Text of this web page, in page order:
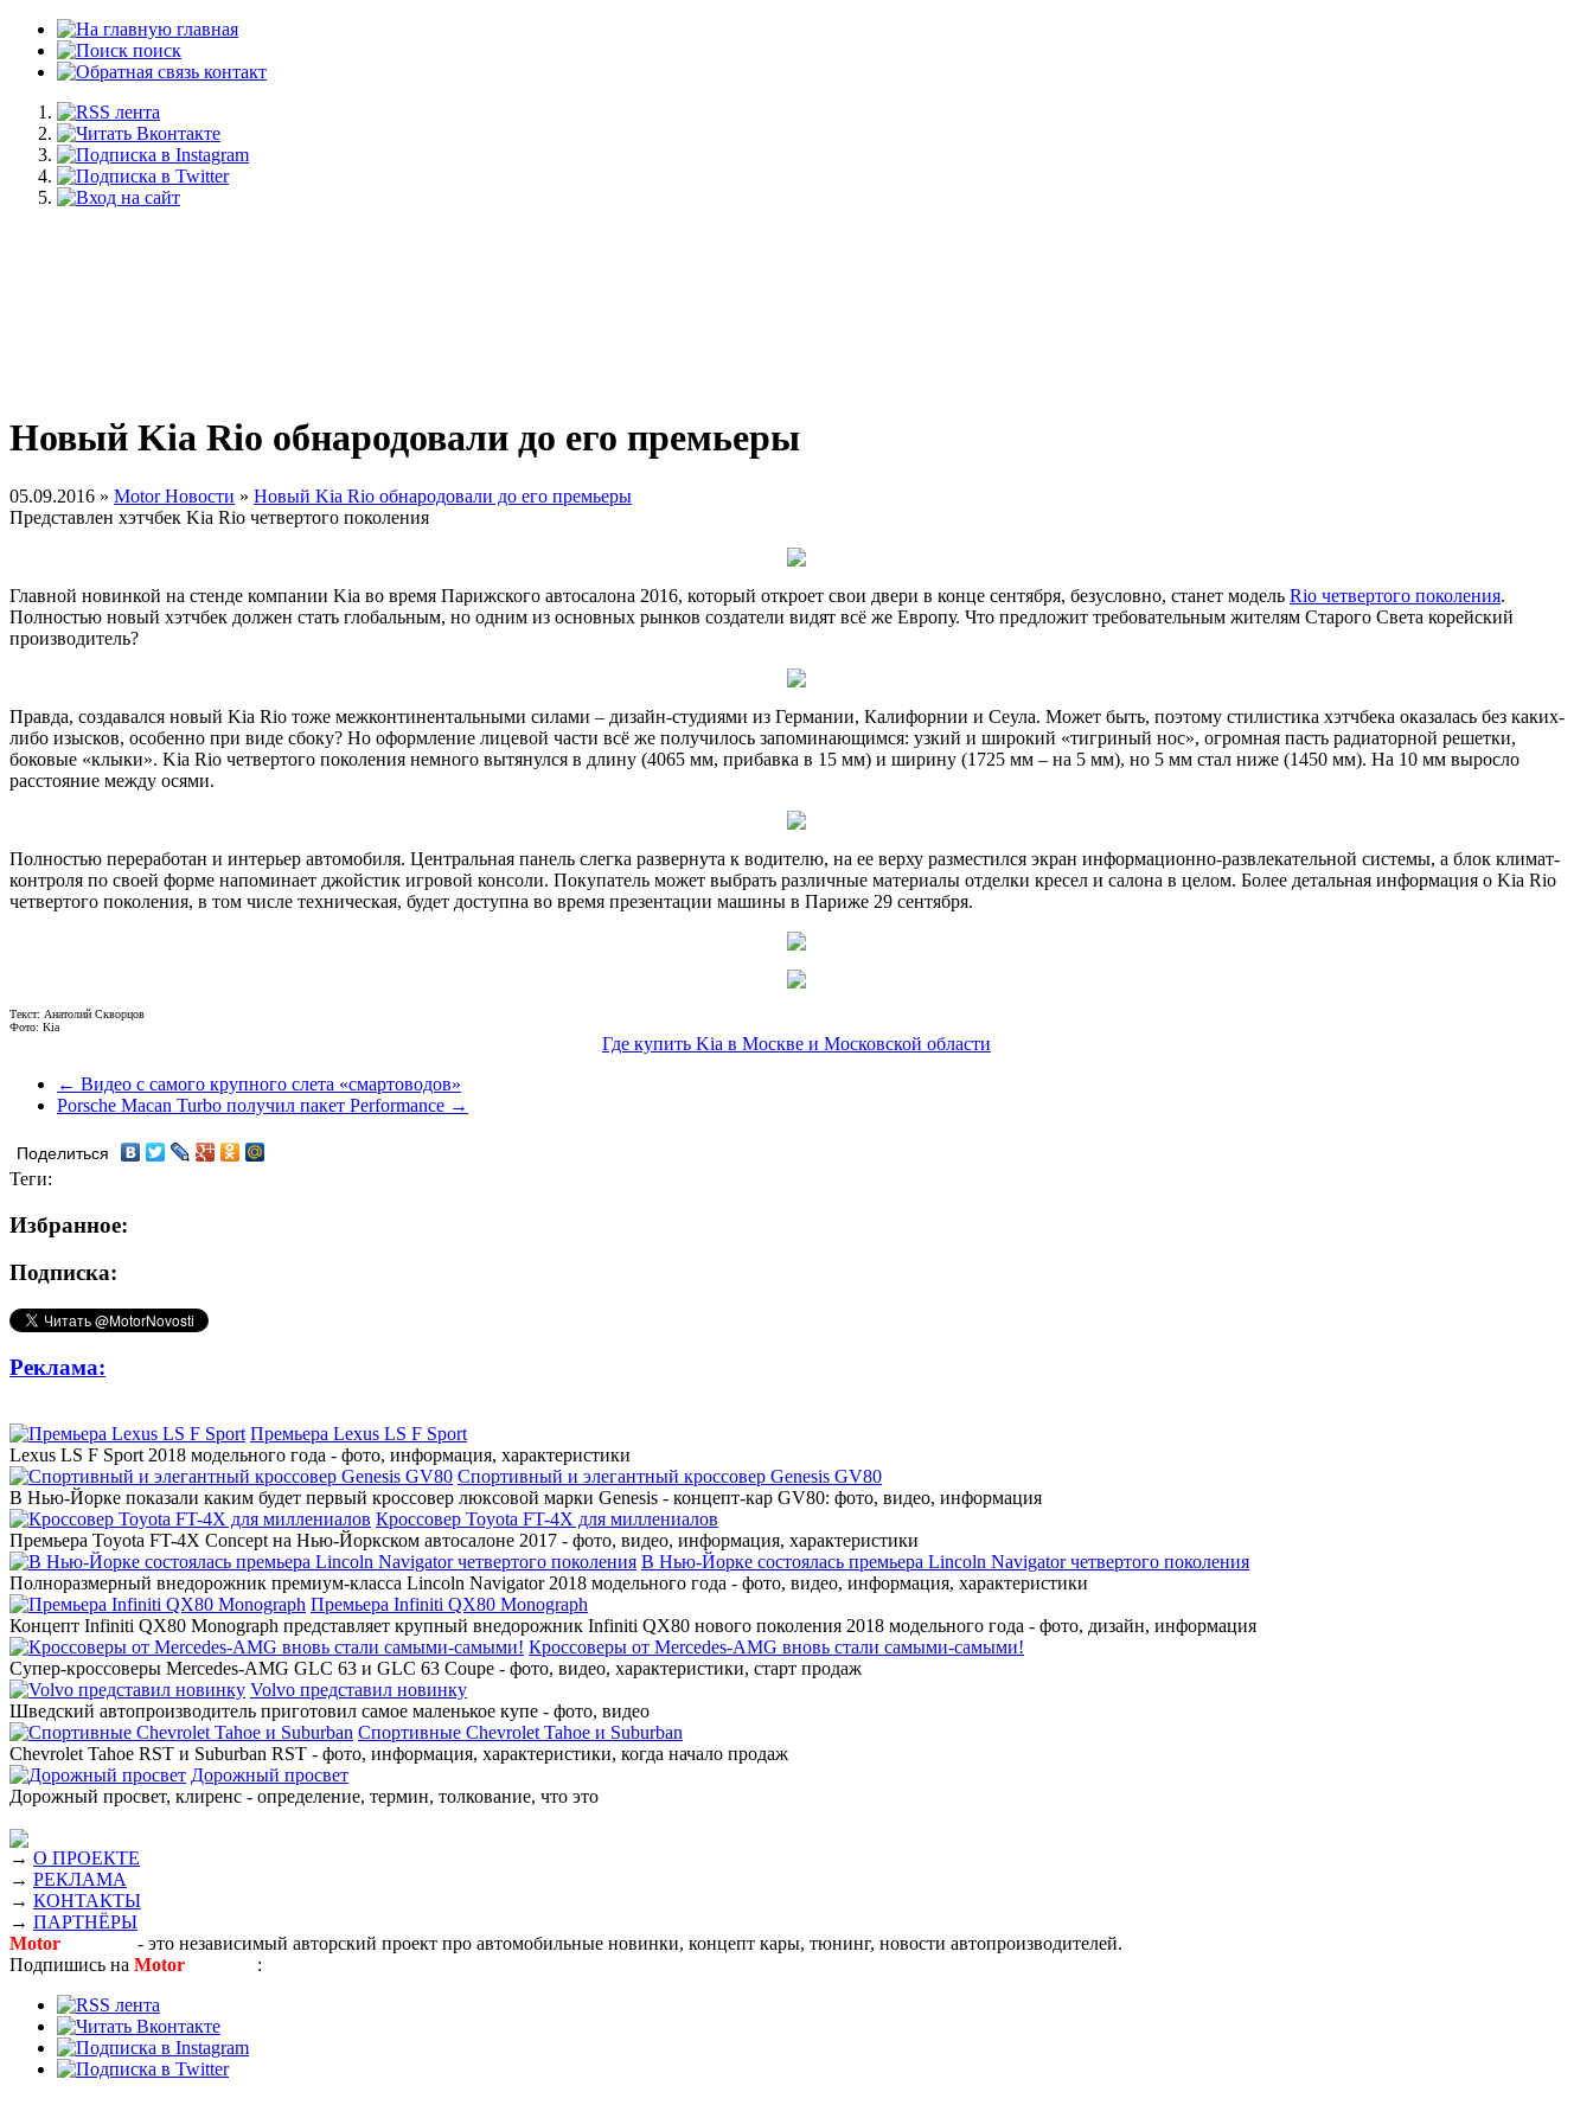
главная
поиск
контакт
Новый Kia Rio обнародовали до его премьеры
05.09.2016 » Motor Новости » Новый Kia Rio обнародовали до его премьеры
Представлен хэтчбек Kia Rio четвертого поколения
Главной новинкой на стенде компании Kia во время Парижского автосалона 2016, который откроет свои двери в конце сентября, безусловно, станет модель Rio четвертого поколения.
Полностью новый хэтчбек должен стать глобальным, но одним из основных рынков создатели видят всё же Европу. Что предложит требовательным жителям Старого Света корейский
производитель?
Правда, создавался новый Kia Rio тоже межконтинентальными силами – дизайн-студиями из Германии, Калифорнии и Сеула. Может быть, поэтому стилистика хэтчбека оказалась без каких-
либо изысков, особенно при виде сбоку? Но оформление лицевой части всё же получилось запоминающимся: узкий и широкий «тигриный нос», огромная пасть радиаторной решетки,
боковые «клыки». Kia Rio четвертого поколения немного вытянулся в длину (4065 мм, прибавка в 15 мм) и ширину (1725 мм – на 5 мм), но 5 мм стал ниже (1450 мм). На 10 мм выросло
расстояние между осями.
Полностью переработан и интерьер автомобиля. Центральная панель слегка развернута к водителю, на ее верху разместился экран информационно-развлекательной системы, а блок климат-
контроля по своей форме напоминает джойстик игровой консоли. Покупатель может выбрать различные материалы отделки кресел и салона в целом. Более детальная информация о Kia Rio
четвертого поколения, в том числе техническая, будет доступна во время презентации машины в Париже 29 сентября.
Текст: Анатолий Скворцов
Фото: Kia
Где купить Kia в Москве и Московской области
← Видео с самого крупного слета «смартоводов»
Porsche Macan Turbo получил пакет Performance →
Поделиться
Теги:
Избранное:
Подписка:
Реклама:
Премьера Lexus LS F Sport
Lexus LS F Sport 2018 модельного года - фото, информация, характеристики
Спортивный и элегантный кроссовер Genesis GV80
В Нью-Йорке показали каким будет первый кроссовер люксовой марки Genesis - концепт-кар GV80: фото, видео, информация
Кроссовер Toyota FT-4X для миллениалов
Премьера Toyota FT-4X Concept на Нью-Йоркском автосалоне 2017 - фото, видео, информация, характеристики
В Нью-Йорке состоялась премьера Lincoln Navigator четвертого поколения
Полноразмерный внедорожник премиум-класса Lincoln Navigator 2018 модельного года - фото, видео, информация, характеристики
Премьера Infiniti QX80 Monograph
Концепт Infiniti QX80 Monograph представляет крупный внедорожник Infiniti QX80 нового поколения 2018 модельного года - фото, дизайн, информация
Кроссоверы от Mercedes-AMG вновь стали самыми-самыми!
Супер-кроссоверы Mercedes-AMG GLC 63 и GLC 63 Coupe - фото, видео, характеристики, старт продаж
Volvo представил новинку
Шведский автопроизводитель приготовил самое маленькое купе - фото, видео
Спортивные Chevrolet Tahoe и Suburban
Chevrolet Tahoe RST и Suburban RST - фото, информация, характеристики, когда начало продаж
Дорожный просвет
Дорожный просвет, клиренс - определение, термин, толкование, что это
→ О ПРОЕКТЕ
→ РЕКЛАМА
→ КОНТАКТЫ
→ ПАРТНЁРЫ
Motor
- это независимый авторский проект про автомобильные новинки, концепт кары, тюнинг, новости автопроизводителей.
Подпишись на Motor :